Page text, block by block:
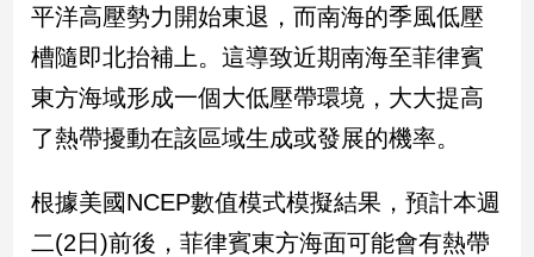
焦
品
觀
點
民
國
會
平洋高壓勢力開始東退，而南海的季風低壓
槽隨即北抬補上。這導致近期南海至菲律賓
東方海域形成一個大低壓帶環境，大大提高
了熱帶擾動在該區域生成或發展的機率。
根據美國NCEP數值模式模擬結果，預計本週
二(2日)前後，菲律賓東方海面可能會有熱帶